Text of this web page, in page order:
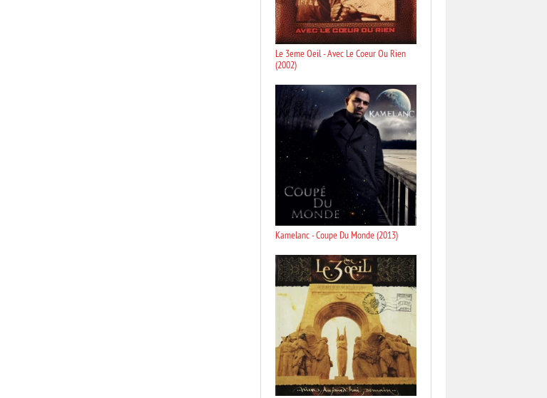
Le 3eme Oeil - Avec Le Coeur Ou Rien
(2002)
Kamelanc - Coupe Du Monde (2013)